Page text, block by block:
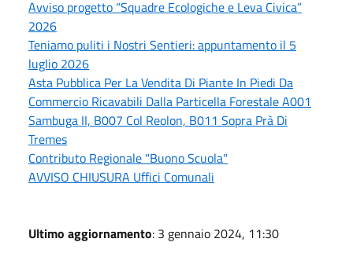
Avviso progetto “Squadre Ecologiche e Leva Civica”
2026
Teniamo puliti i Nostri Sentieri: appuntamento il 5
luglio 2026
Asta Pubblica Per La Vendita Di Piante In Piedi Da
Commercio Ricavabili Dalla Particella Forestale A001
Sambuga II, B007 Col Reolon, B011 Sopra Prà Di
Tremes
Contributo Regionale "Buono Scuola"
AVVISO CHIUSURA Uffici Comunali
Ultimo aggiornamento: 3 gennaio 2024, 11:30